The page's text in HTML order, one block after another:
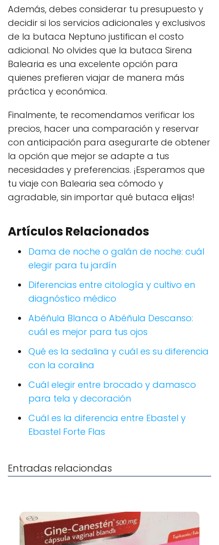
Además, debes considerar tu presupuesto y
decidir si los servicios adicionales y exclusivos
de la butaca Neptuno justifican el costo
adicional. No olvides que la butaca Sirena
Balearia es una excelente opción para
quienes prefieren viajar de manera más
práctica y económica.
Finalmente, te recomendamos verificar los
precios, hacer una comparación y reservar
con anticipación para asegurarte de obtener
la opción que mejor se adapte a tus
necesidades y preferencias. ¡Esperamos que
tu viaje con Balearia sea cómodo y
agradable, sin importar qué butaca elijas!
Artículos Relacionados
Dama de noche o galán de noche: cuál
elegir para tu jardín
Diferencias entre citología y cultivo en
diagnóstico médico
Abéñula Blanca o Abéñula Descanso:
cuál es mejor para tus ojos
Qué es la sedalina y cuál es su diferencia
con la coralina
Cuál elegir entre brocado y damasco
para tela y decoración
Cuál es la diferencia entre Ebastel y
Ebastel Forte Flas
Entradas relaciondas